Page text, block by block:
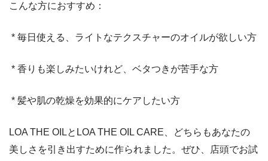
こんな方におすすめ：
* 毎日使える、ライトなテクスチャーのオイルが欲しい方
* 香りも楽しみたいけれど、ベタつきが苦手な方
* 髪や肌の乾燥を効果的にケアしたい方
LOA THE OILとLOA THE OIL CARE、どちらもあなたの
美しさを引き出すために作られました。ぜひ、店頭でお試